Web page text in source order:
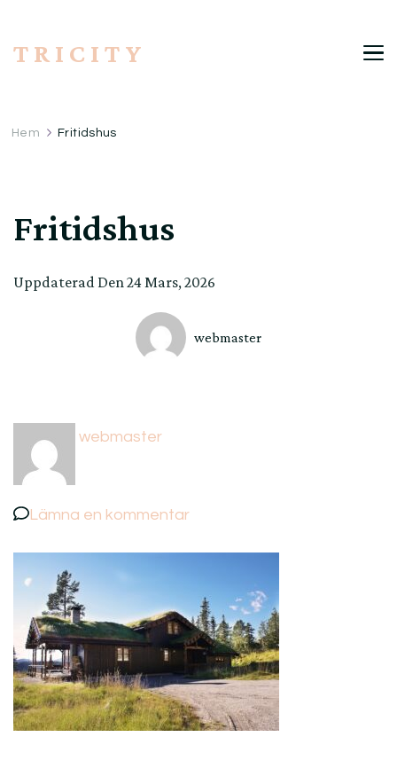
T R I C I T Y
Hem Fritidshus
Fritidshus
Uppdaterad Den24 Mars, 2026
webmaster
webmaster
Lämna en kommentarpå